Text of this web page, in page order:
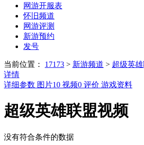
网游开服表
怀旧频道
网游评测
新游预约
发号
当前位置： 17173 > 新游频道 > 超级英
详情
详细参数 图片10 视频0 评价 游戏资料
超级英雄联盟视频
没有符合条件的数据